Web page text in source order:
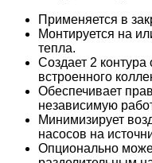
Применяется в
Монтируется на
тепла.
Создает 2
встроенного
Обеспечивает
независимую
Минимизирует
насосов на
Опционально